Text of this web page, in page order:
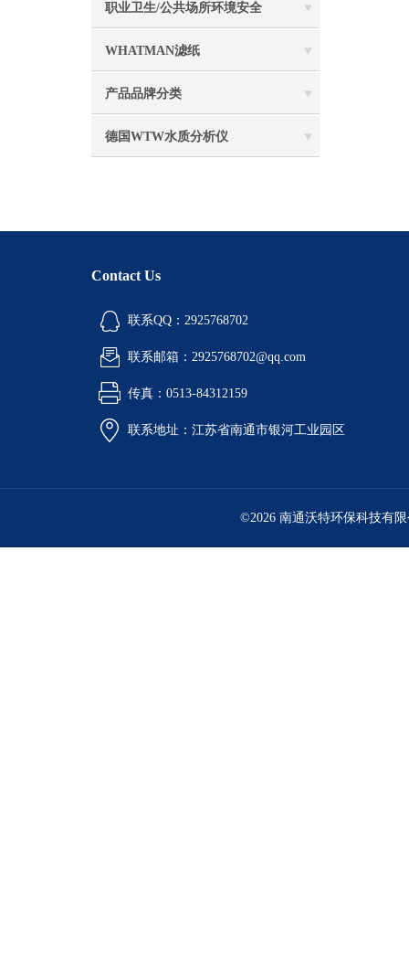
职业卫生/公共场所环境安全
WHATMAN滤纸
产品品牌分类
德国WTW水质分析仪
Contact Us
联系QQ：2925768702
联系邮箱：2925768702@qq.com
传真：0513-84312159
联系地址：江苏省南通市银河工业园区
©2026 南通沃特环保科技有